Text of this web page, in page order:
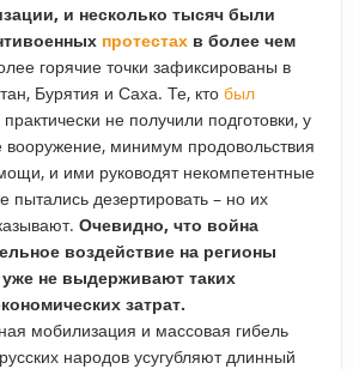
и несколько тысяч были
протестахв более чем
горячие точки зафиксированы в
Бурятия и Саха. Те, кто был
практически не получили подготовки, у
вооружение, минимум продовольствия
и ими руководят некомпетентные
пытались дезертировать – но их
Очевидно, что война
воздействие на регионы
не выдерживают таких
затрат.
мобилизация и массовая гибель
народов усугубляют длинный